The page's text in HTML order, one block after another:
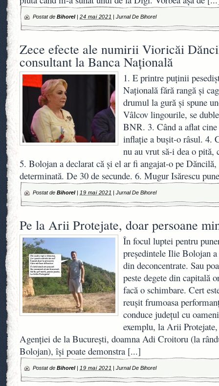
Postat de Bihorel| 24 mai 2021 |Jurnal De Bihorel
Zece efecte ale numirii Vioricăi
consultant la Banca Națională
1. E printre puținii
Națională fără rangă și
drumul la gură și spune
Vâlcov lingourile, se
BNR. 3. Când a aflat
inflație a bușit-o râsul. 4.
nu au vrut să-i dea o pită,
5. Bolojan a declarat că și el ar fi angajat-o pe Dăncilă,
determinată. De 30 de secunde. 6. Mugur Isărescu
Postat de Bihorel| 19 mai 2021 |Jurnal De Bihorel
Pe la Arii Protejate, doar persoane
În focul luptei pentru
președintele Ilie Bolojan
din deconcentrate. Sau
peste degete din capitală
facă o schimbare. Cert
reușit frumoasa
conduce județul cu
exemplu, la Arii
Agenției de la București, doamna Adi Croitoru (la
Bolojan), își poate demonstra [...]
Postat de Bihorel| 19 mai 2021 |Jurnal De Bihorel